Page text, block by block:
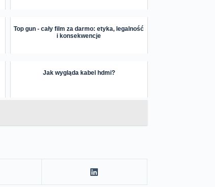
Top gun - cały film za darmo: etyka, legalność
i konsekwencje
Jak wygląda kabel hdmi?